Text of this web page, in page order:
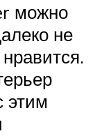
можно
не
этим